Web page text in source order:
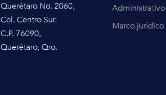
Querétaro No. 2060,
Col. Centro Sur.
C.P. 76090,
Querétaro, Qro.
Administrativo
Marco jurídico